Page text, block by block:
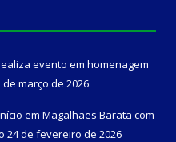
evento em homenagem
de março de 2026
em Magalhães Barata com
24 de fevereiro de 2026